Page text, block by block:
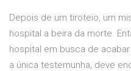
Depois de um tiroteio, um
hospital a beira da morte.
hospital em busca de
a única testemunha, deve